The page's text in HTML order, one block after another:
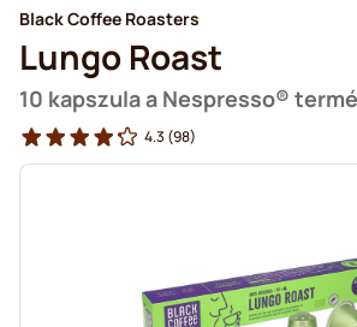
Black Coffee Roasters
Lungo Roast
10 kapszula a Nespresso®
4.3 (98)